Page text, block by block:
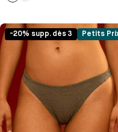
Noir
-20% supp. dès 3 Petits